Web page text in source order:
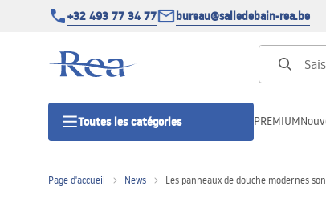
+32 493 77 34 77 bureau@salledebain-rea.be
Toutes les catégories PREMIUM
Page d'accueil News Les panneaux de douche modernes